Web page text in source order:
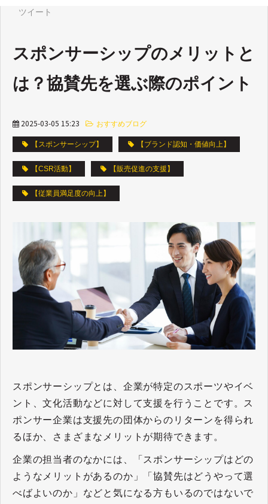
ツイート
スポンサーシップのメリットと
は？協賛先を選ぶ際のポイント
2025-03-05 15:23 おすすめブログ
【スポンサーシップ】 【ブランド認知・価値向上】
【CSR活動】 【販売促進の支援】
【従業員満足度の向上】
スポンサーシップとは、企業が特定のスポーツやイベ
ント、文化活動などに対して支援を行うことです。ス
ポンサー企業は支援先の団体からのリターンを得られ
るほか、さまざまなメリットが期待できます。
企業の担当者のなかには、「スポンサーシップはどの
ようなメリットがあるのか」「協賛先はどうやって選
べばよいのか」などと気になる方もいるのではないで